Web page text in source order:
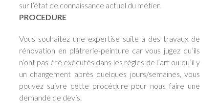
sur l’état de connaissance actuel du métier.
PROCEDURE
Vous souhaitez une expertise suite à des travaux de
rénovation en plâtrerie-peinture car vous jugez qu’ils
n’ont pas été exécutés dans les règles de l’art ou qu’il y
un changement après quelques jours/semaines, vous
pouvez suivre cette procédure pour nous faire une
demande de devis.